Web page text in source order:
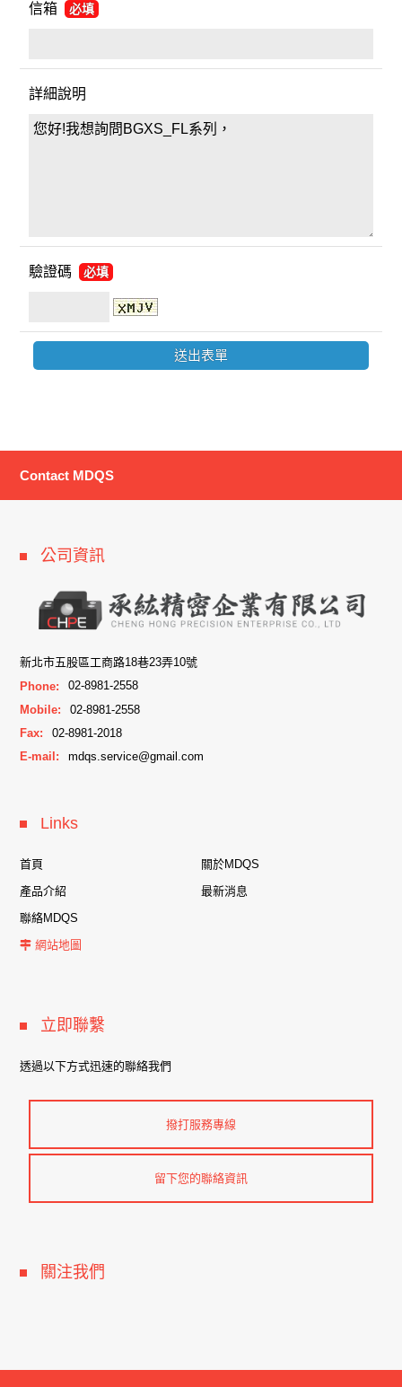
Contact MDQS
信箱 必填
詳細說明
驗證碼 必填
公司資訊
新北市五股區工商路18巷23弄10號
Phone:
02-8981-2558
Mobile:
02-8981-2558
Fax:
02-8981-2018
E-mail:
mdqs.service@gmail.com
Links
首頁
關於MDQS
產品介紹
最新消息
聯絡MDQS
網站地圖
立即聯繫
透過以下方式迅速的聯絡我們
撥打服務專線
留下您的聯絡資訊
關注我們